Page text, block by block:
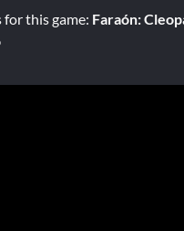
this game: Faraón: